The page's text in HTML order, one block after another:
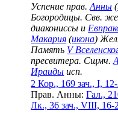
Успение прав.Анны (
Богородицы. Свв.
диакониссы и
Макария (икона)
Память V
пресвитера. Сщмч.
Ираиды исп.
2 Кор., 169 зач., I,
Прав. Анны:Гал.,
Лк., 36 зач., VIII, 16-